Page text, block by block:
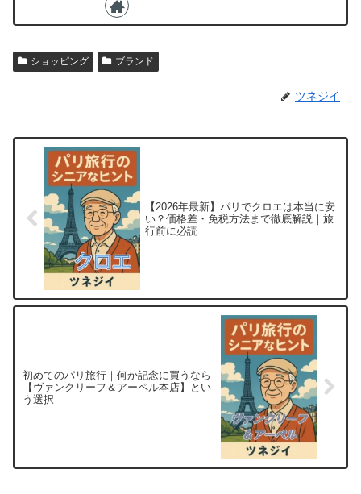
ショッピング ブランド
ツネジイ
【2026年最新】パリでクロエは本当に安
い？価格差・免税方法まで徹底解説｜旅
行前に必読
初めてのパリ旅行｜何か記念に買うなら
【ヴァンクリーフ＆アーペル本店】とい
う選択